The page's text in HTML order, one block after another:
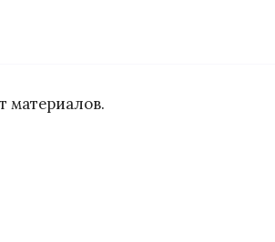
материалов.